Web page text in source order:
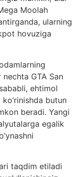
Moolah
ularning
hovuziga
GTA San
ehtimol
butun
beradi. Yangi
egalik
taqdim etiladi